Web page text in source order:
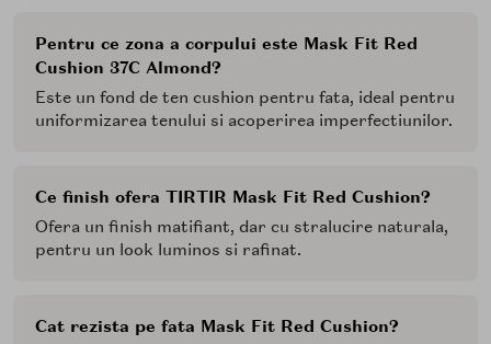
Pentru ce zona a corpului este Mask Fit Red
Cushion 37C Almond?
Este un fond de ten cushion pentru fata, ideal pentru
uniformizarea tenului si acoperirea imperfectiunilor.
Ce finish ofera TIRTIR Mask Fit Red Cushion?
Ofera un finish matifiant, dar cu stralucire naturala,
pentru un look luminos si rafinat.
Cat rezista pe fata Mask Fit Red Cushion?